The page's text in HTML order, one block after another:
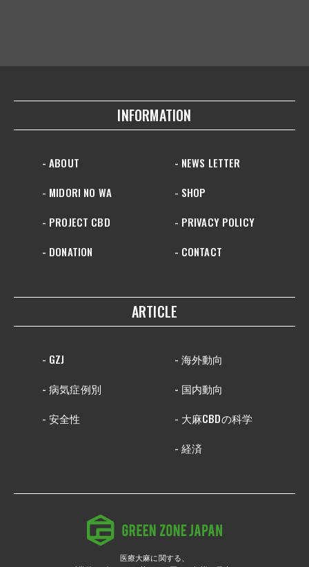
INFORMATION
- ABOUT
- MIDORI NO WA
- PROJECT CBD
- DONATION
- NEWS LETTER
- SHOP
- PRIVACY POLICY
- CONTACT
ARTICLE
- GZJ
- 病気症例別
- 安全性
- 海外動向
- 国内動向
- 大麻CBDの科学
- 経済
医療大麻に関する、